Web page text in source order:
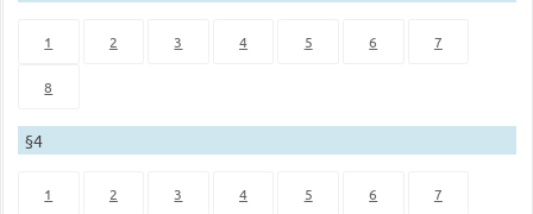
1 2 3 4 5 6 7
8
§4
1 2 3 4 5 6 7